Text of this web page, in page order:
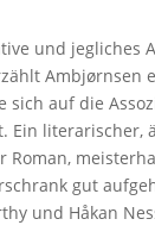
und jegliches
Ambjørnsen
sich auf die
Ein literarischer,
Roman,
gut
und Håkan